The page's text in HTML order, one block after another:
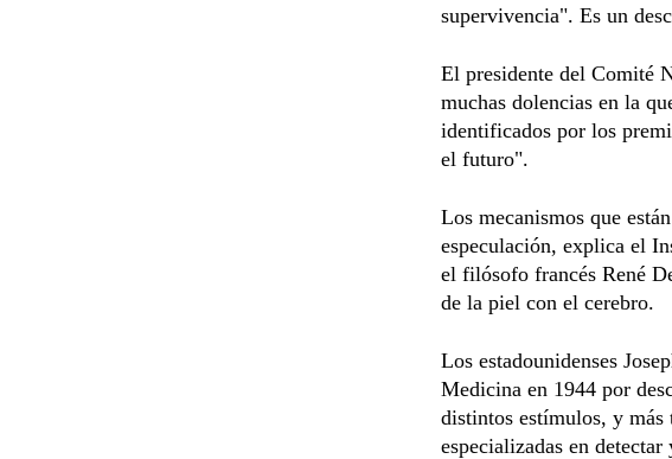
supervivencia". Es un
El presidente del Comité
muchas dolencias en la
identificados por los
el futuro".
Los mecanismos que
especulación, explica el
el filósofo francés René
de la piel con el cerebro.
Los estadounidenses
Medicina en 1944 por
distintos estímulos, y más
especializadas en